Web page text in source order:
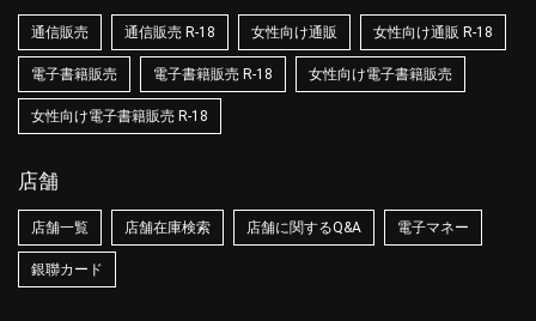
通信販売 通信販売 R-18 女性向け通販 女性向け通販 R-18
電子書籍販売 電子書籍販売 R-18 女性向け電子書籍販売
女性向け電子書籍販売 R-18
店舗
店舗一覧 店舗在庫検索 店舗に関するQ&A 電子マネー
銀聯カード